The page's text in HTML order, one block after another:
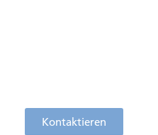
Kontaktieren